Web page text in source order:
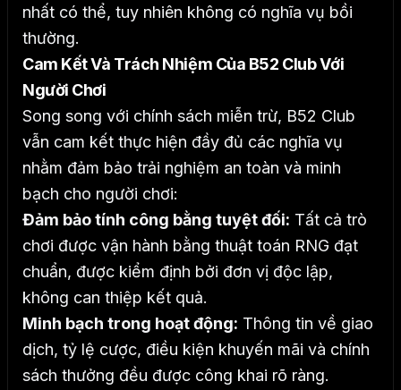
nhất có thể, tuy nhiên không có nghĩa vụ bồi
thường.
Cam Kết Và Trách Nhiệm Của B52 Club Với
Người Chơi
Song song với chính sách miễn trừ, B52 Club
vẫn cam kết thực hiện đầy đủ các nghĩa vụ
nhằm đảm bảo trải nghiệm an toàn và minh
bạch cho người chơi:
Đảm bảo tính công bằng tuyệt đối: Tất cả trò
chơi được vận hành bằng thuật toán RNG đạt
chuẩn, được kiểm định bởi đơn vị độc lập,
không can thiệp kết quả.
Minh bạch trong hoạt động: Thông tin về giao
dịch, tỷ lệ cược, điều kiện khuyến mãi và chính
sách thưởng đều được công khai rõ ràng.